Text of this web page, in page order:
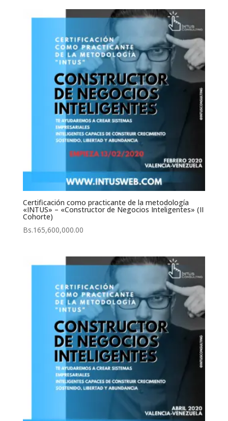
Certificación como practicante de la metodología
«INTUS» – «Constructor de Negocios Inteligentes» (II
Cohorte)
Bs.165,600,000.00